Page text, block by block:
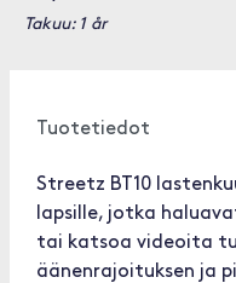
Takuu: 1 år
Tuotetiedot
Streetz BT10
lapsille, jotka
tai katsoa videoita
äänenrajoituksen ja